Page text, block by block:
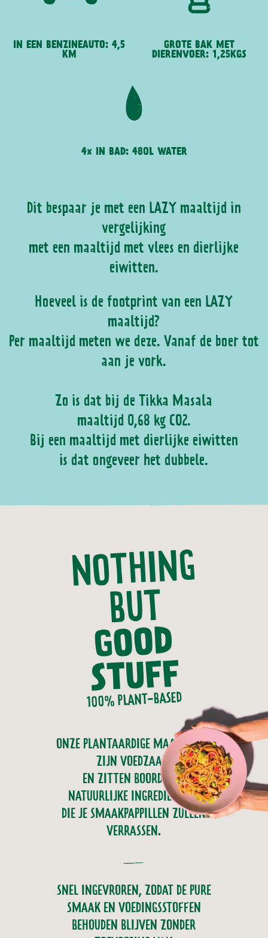
IN EEN BENZINEAUTO: 4,5
KM
GROTE BAK MET
DIERENVOER: 1,25KGS
4x IN BAD: 480L WATER
Dit bespaar je met een LAZY maaltijd in
vergelijking
met een maaltijd met vlees en dierlijke
eiwitten.
Hoeveel is de footprint van een LAZY
maaltijd?
Per maaltijd meten we deze. Vanaf de boer tot
aan je vork.
Zo is dat bij de Tikka Masala
maaltijd 0,68 kg CO2.
Bij een maaltijd met dierlijke eiwitten
is dat ongeveer het dubbele.
NOTHING
BUT
GOOD
STUFF
100% PLANT-BASED
ONZE PLANTAARDIGE MAALTIJDEN
ZIJN VOEDZAAM
EN ZITTEN BOORDEVOL
NATUURLIJKE INGREDIËNTEN,
DIE JE SMAAKPAPPILLEN ZULLEN
VERRASSEN.
SNEL INGEVROREN, ZODAT DE PURE
SMAAK EN VOEDINGSSTOFFEN
BEHOUDEN BLIJVEN ZONDER